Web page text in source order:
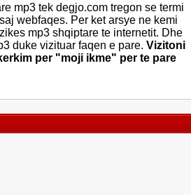
mp3 tek degjo.com tregon se termi
webfaqes. Per ket arsye ne kemi
mp3 shqiptare te internetit. Dhe
duke vizituar faqen e pare. Vizitoni
per "moji ikme" per te pare